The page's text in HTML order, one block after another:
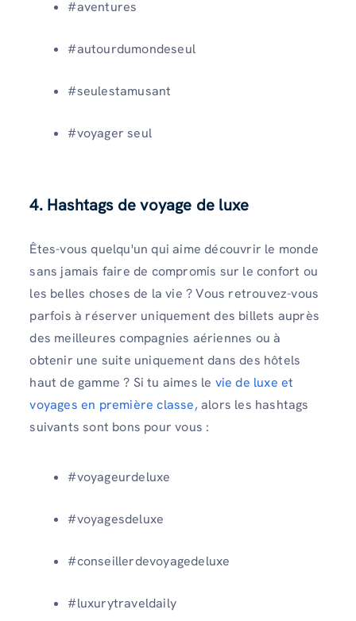
#aventures
#autourdumondeseul
#seulestamusant
#voyager seul
4. Hashtags de voyage de luxe
Êtes-vous quelqu'un qui aime découvrir le monde
sans jamais faire de compromis sur le confort ou
les belles choses de la vie ? Vous retrouvez-vous
parfois à réserver uniquement des billets auprès
des meilleures compagnies aériennes ou à
obtenir une suite uniquement dans des hôtels
haut de gamme ? Si tu aimes le vie de luxe et
voyages en première classe, alors les hashtags
suivants sont bons pour vous :
#voyageurdeluxe
#voyagesdeluxe
#conseillerdevoyagedeluxe
#luxurytraveldaily